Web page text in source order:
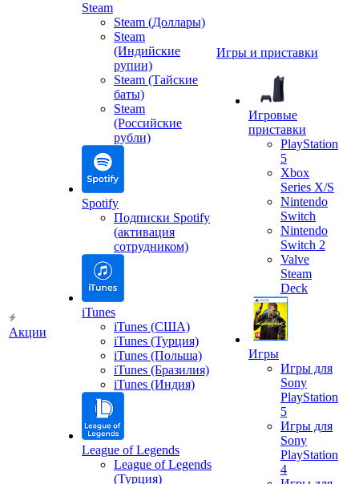
Акции
Steam
Steam (Доллары)
Steam
(Индийские
рупии)
Steam (Тайские
баты)
Steam
(Российские
рубли)
Spotify
Подписки Spotify
(активация
сотрудником)
iTunes
iTunes (США)
iTunes (Турция)
iTunes (Польша)
iTunes (Бразилия)
iTunes (Индия)
League of Legends
League of Legends
(Турция)
Игры и приставки
Игровые
приставки
PlayStation
5
Xbox
Series X/S
Nintendo
Switch
Nintendo
Switch 2
Valve
Steam
Deck
Игры
Игры для
Sony
PlayStation
5
Игры для
Sony
PlayStation
4